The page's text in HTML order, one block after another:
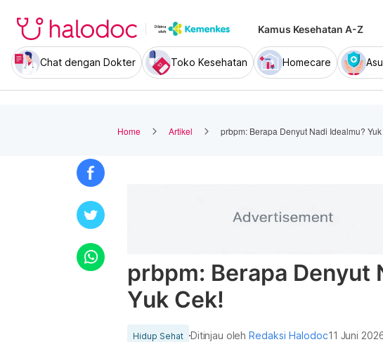
Kamus Kesehatan A-Z
Chat dengan Dokter Toko Kesehatan Homecare
Home Artikel prbpm: Berapa Denyut Nadi Idealmu?
prbpm: Berapa Denyut
Yuk Cek!
Hidup Sehat Ditinjau olehRedaksi Halodoc11 Juni